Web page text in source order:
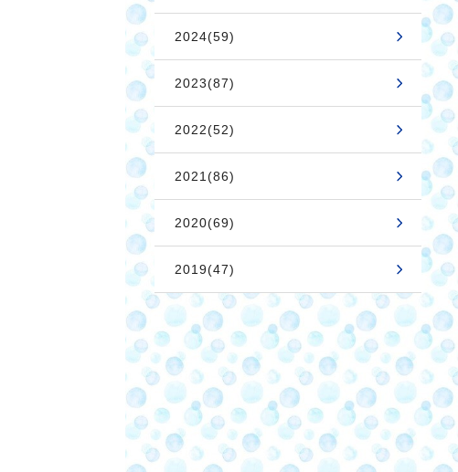
2024(59)
2023(87)
2022(52)
2021(86)
2020(69)
2019(47)